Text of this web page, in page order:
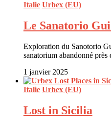
Italie Urbex (EU)
Le Sanatorio
Exploration du Sanotorio
sanatorium abandonné
1 janvier 2025
Italie Urbex (EU)
Lost in Sicilia